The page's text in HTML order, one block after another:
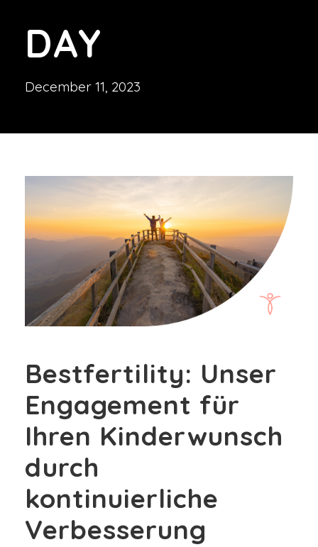
DAY
December 11, 2023
Bestfertility: Unser
Engagement für
Ihren Kinderwunsch
durch
kontinuierliche
Verbesserung